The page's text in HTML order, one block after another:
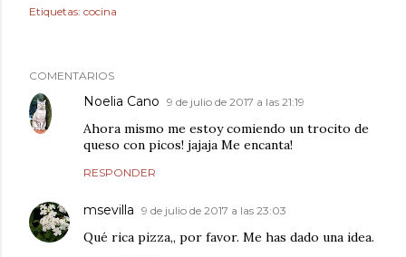
Etiquetas: cocina
COMENTARIOS
Noelia Cano 9 de julio de 2017 a las 21:19
Ahora mismo me estoy comiendo un trocito de
queso con picos! jajaja Me encanta!
RESPONDER
msevilla 9 de julio de 2017 a las 23:03
Qué rica pizza,, por favor. Me has dado una idea.